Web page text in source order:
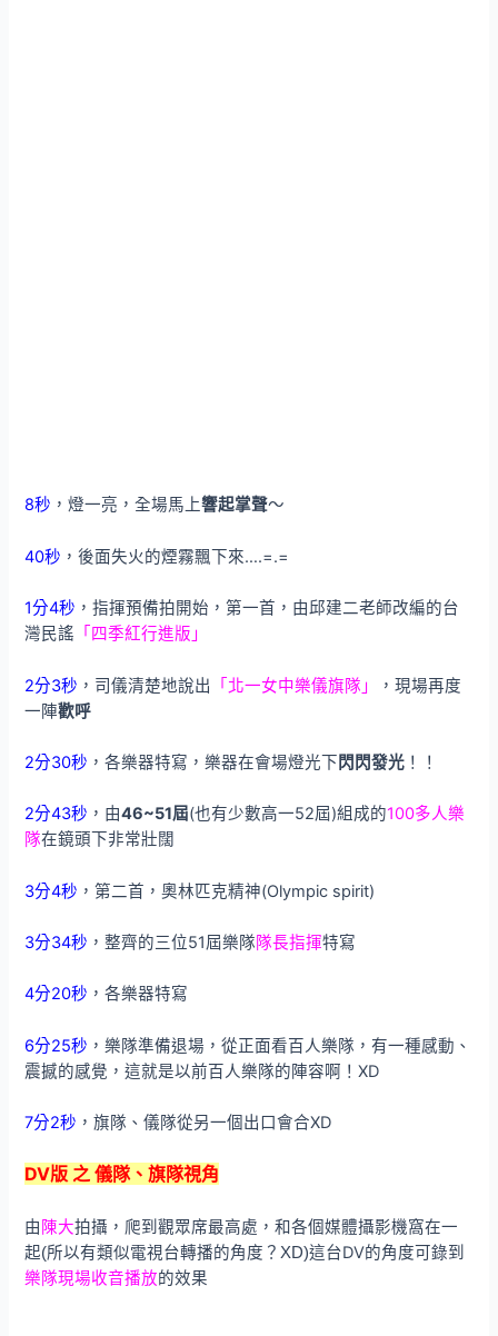
8秒 ，燈一亮，全場馬上響起掌聲～
40秒 ，後面失火的煙霧飄下來….=.=
1分4秒 ，指揮預備拍開始，第一首，由邱建二老師改編的台
灣民謠 「四季紅行進版」
2分3秒 ，司儀清楚地說出 「北一女中樂儀旗隊」
，現場再度
一陣歡呼
2分30秒 ，各樂器特寫，樂器在會場燈光下 閃閃發光 ！！
2分43秒 ，由46~51屆(也有少數高一52屆)組成的100多人樂
隊在鏡頭下非常壯闊
3分4秒 ，第二首，奧林匹克精神(Olympic spirit)
3分34秒 ，整齊的三位51屆樂隊隊長指揮特寫
4分20秒 ，各樂器特寫
6分25秒 ，樂隊準備退場，從正面看百人樂隊，有一種感動、
震撼的感覺，這就是以前百人樂隊的陣容啊！XD
7分2秒 ，旗隊、儀隊從另一個出口會合XD
DV版 之 儀隊、旗隊視角
由 陳大拍攝，爬到觀眾席最高處，和各個媒體攝影機窩在一
起(所以有類似電視台轉播的角度？XD)這台DV的角度可錄到
樂隊現場收音播放的效果